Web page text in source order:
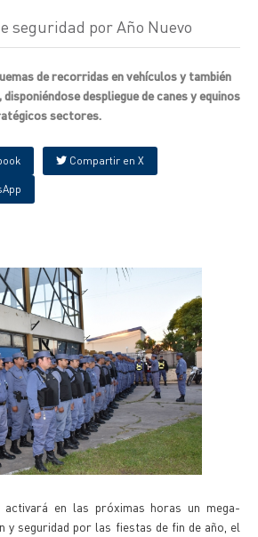
seguridad por Año Nuevo
de recorridas en vehículos y también
despliegue de canes y equinos
sectores.
Compartir en X
activará en las próximas horas un mega-
y seguridad por las fiestas de fin de año, el